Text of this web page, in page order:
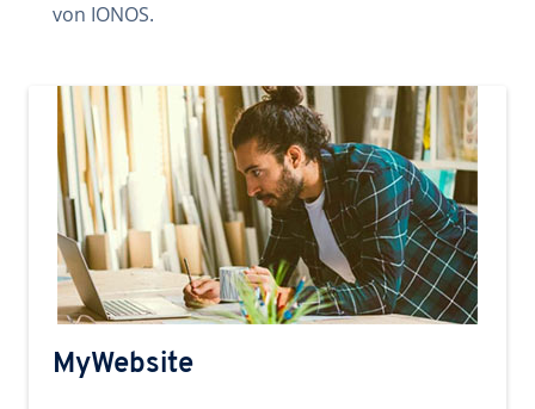
von IONOS.
MyWebsite